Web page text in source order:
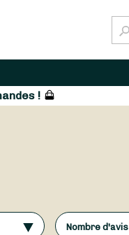
!
Nombre d'avis